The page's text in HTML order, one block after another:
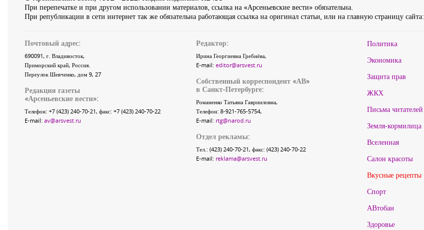
При перепечатке и при другом использовании материалов, ссылка на «Арсеньевские вести» обязательна.
При републикации в сети интернет так же обязательна работающая ссылка на оригинал статьи, или на главную страницу сайта:
Почтовый адрес:
690091, г. Владивосток,
Приморский край, Россия.
Переулок Шевченко, дом 9, 27
Редакция газеты
«Арсеньевские вести»:
Телефон: +7 (423) 240-70-21, факс: +7 (423) 240-70-22
E-mail: av@arsvest.ru
Редактор:
Ирина Георгиевна Гребнёва,
E-mail: editor@arsvest.ru
Собственный корреспондент «АВ»
в Санкт-Петербурге:
Романенко Татьяна Гаврииловна,
Телефон: 8-921-765-5754,
E-mail: rtg@narod.ru
Отдел рекламы:
Тел.: (423) 240-70-21, факс: (423) 240-70-22
E-mail: reklama@arsvest.ru
Политика
Экономика
Защита прав
ЖКХ
Письма читателей
Земля-кормилица
Вселенная
Салон красоты
Вкусные рецепты
Спорт
АВтобан
Здоровье